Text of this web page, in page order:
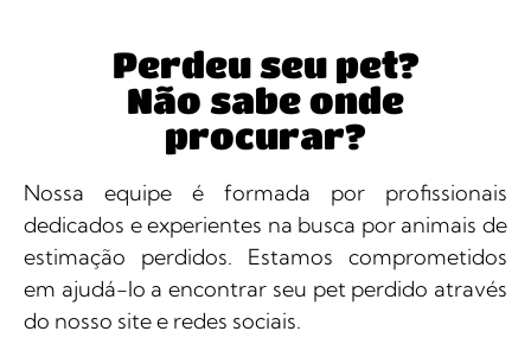
Perdeu seu pet?
Não sabe onde
procurar?
Nossa equipe é formada por profissionais
dedicados e experientes na busca por animais de
estimação perdidos. Estamos comprometidos
em ajudá-lo a encontrar seu pet perdido através
do nosso site e redes sociais.